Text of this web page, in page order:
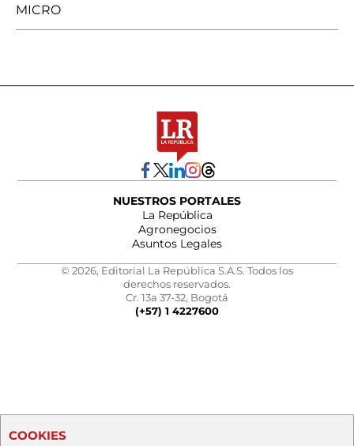
MICRO
NUESTROS PORTALES
La República
Agronegocios
Asuntos Legales
© 2026, Editorial La República S.A.S. Todos los
derechos reservados.
Cr. 13a 37-32, Bogotá
(+57) 1 4227600
COOKIES